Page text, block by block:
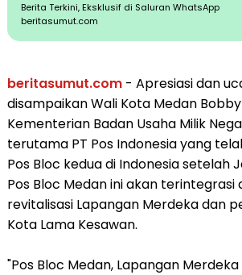
Berita Terkini, Eksklusif di Saluran WhatsApp
beritasumut.com
beritasumut.com- Apresiasi dan
disampaikan Wali Kota Medan
Kementerian Badan Usaha Milik
terutama PT Pos Indonesia yang
Pos Bloc kedua di Indonesia setelah
Pos Bloc Medan ini akan terintegrasi
revitalisasi Lapangan Merdeka dan
Kota Lama Kesawan.
"Pos Bloc Medan, Lapangan